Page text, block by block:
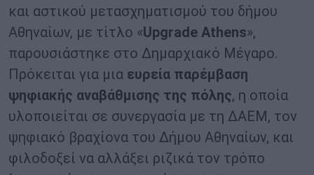
και αστικού μετασχηματισμού του δήμου
Αθηναίων, με τίτλο «Upgrade Athens»,
παρουσιάστηκε στο Δημαρχιακό Μέγαρο.
Πρόκειται για μια ευρεία παρέμβαση
ψηφιακής αναβάθμισης της πόλης, η οποία
υλοποιείται σε συνεργασία με τη ΔΑΕΜ, τον
ψηφιακό βραχίονα του Δήμου Αθηναίων, και
φιλοδοξεί να αλλάξει ριζικά τον τρόπο